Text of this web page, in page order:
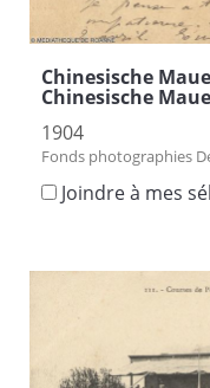
Chinesische
Chinesische
1904
Fonds photographies
Joindre à mes